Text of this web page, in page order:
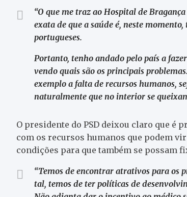
“O que me traz ao Hospital de
exata de que a saúde é, neste
portugueses.
Portanto, tenho andado pelo país a
vendo quais são os principais
exemplo a falta de recursos humanos,
naturalmente que no interior se
O presidente do PSD deixou claro que
com os recursos humanos que podem
condições para que também se possam
“Temos de encontrar atrativos para os
tal, temos de ter políticas de